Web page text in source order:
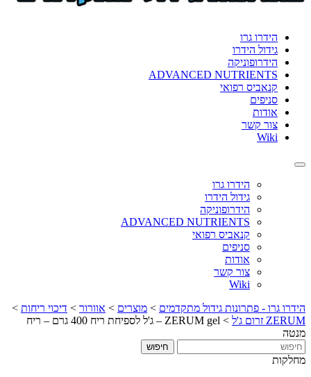
הידרו גרו
גידול הידרו
הידרופוניקה
ADVANCED NUTRIENTS
קנאביס רפואי
סניפים
אודות
צור קשר
Wiki
Toggle
הידרו גרו
גידול הידרו
הידרופוניקה
ADVANCED NUTRIENTS
קנאביס רפואי
סניפים
אודות
צור קשר
Wiki
הידרו גרו - פתרונות גידול מתקדמים > מוצרים > אוורור > דיכוי ריחות >
ZERUM זרום ג'ל
>
ZERUM gel – ג'ל לספיחת ריח 400 גרם – ריח
מנטה
מחלקות
format_underlined הוסף קו תחתון לקישורים
את
כל